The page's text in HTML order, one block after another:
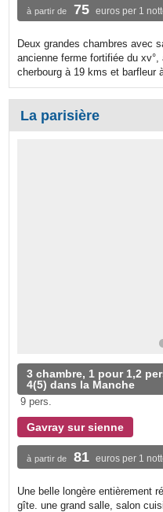
à partir de 75 euros per 1
Deux grandes chambres avec
ancienne ferme fortifiée du
cherbourg à 19 kms et barfleur
La parisière
3 chambre, 1 pour 1,2
4(5) dans la Manche
9 pers.
Gavray sur sienne
à partir de 81 euros per 1
Une belle longère entièrement
gîte. une grand salle, salon